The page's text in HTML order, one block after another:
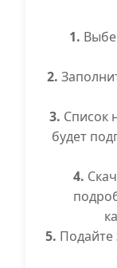
1.
2.
3. Список
будет
4.
5. Подайте